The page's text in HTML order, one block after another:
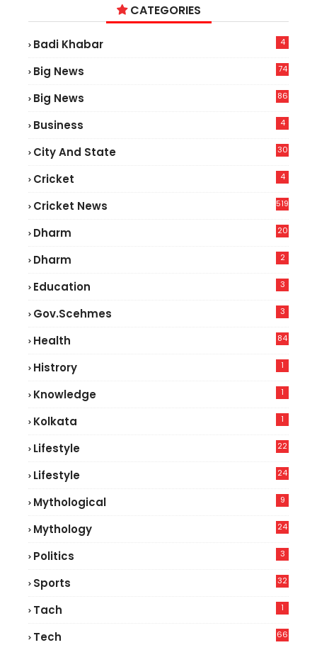
CATEGORIES
Badi Khabar 4
Big News
74
Big News
86
Business 4
City And State 30
Cricket 4
Cricket News 519
Dharm 20
Dharm 2
Education 3
Gov.scehmes 3
Health
84
Histrory 1
Knowledge 1
Kolkata 1
Lifestyle
22
Lifestyle
24
Mythological 9
Mythology 24
Politics 3
Sports 32
Tach 1
Tech
66